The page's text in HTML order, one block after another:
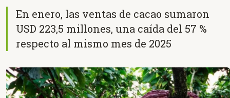
En enero, las ventas de cacao sumaron
USD 223,5 millones, una caída del 57 %
respecto al mismo mes de 2025